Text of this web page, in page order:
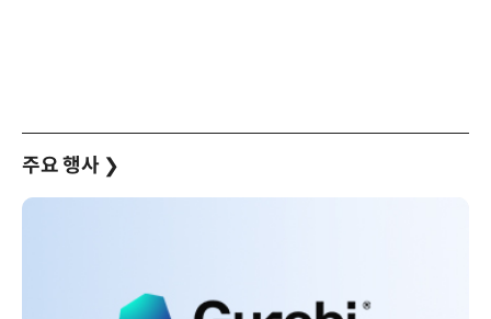
주요 행사 ❯